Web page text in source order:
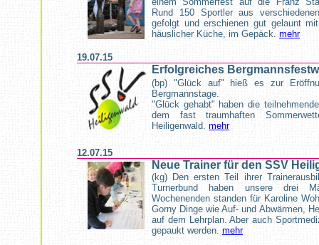
Rund 150 Sportler aus
gefolgt und erschienen gut gelaunt
häuslicher Küche, im Gepäck. mehr
19.07.15
Erfolgreiches
(bp) "Glück auf" hieß es zur
Bergmannstage.
"Glück gehabt" haben die
dem fast traumhaften
Heiligenwald. mehr
12.07.15
Neue Trainer für den SSV
(kg) Den ersten Teil ihrer
Turnerbund haben unsere drei
Wochenenden standen für Karoline
Gorny Dinge wie Auf- und Abwärmen,
auf dem Lehrplan. Aber auch
gepaukt werden. mehr